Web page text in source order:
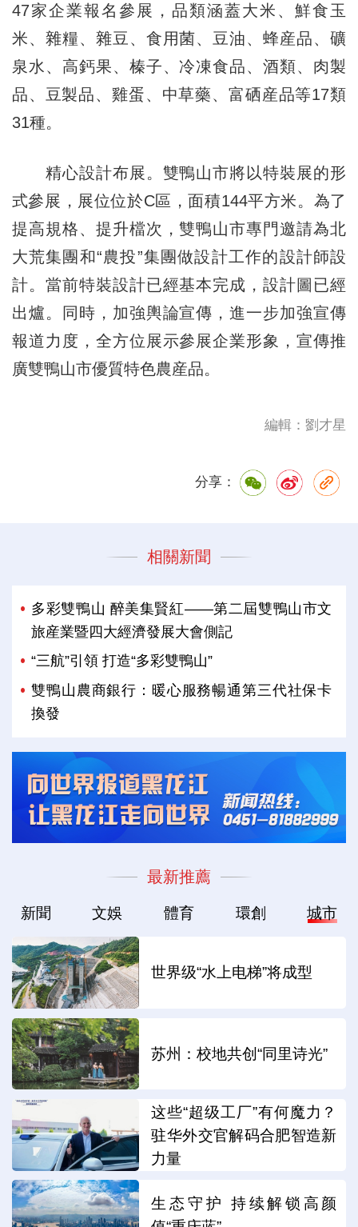
47家企業報名參展，品類涵蓋大米、鮮食玉
米、雜糧、雜豆、食用菌、豆油、蜂産品、礦
泉水、高鈣果、榛子、冷凍食品、酒類、肉製
品、豆製品、雞蛋、中草藥、富硒産品等17類
31種。
精心設計布展。雙鴨山市將以特裝展的形
式參展，展位位於C區，面積144平方米。為了
提高規格、提升檔次，雙鴨山市專門邀請為北
大荒集團和“農投”集團做設計工作的設計師設
計。當前特裝設計已經基本完成，設計圖已經
出爐。同時，加強輿論宣傳，進一步加強宣傳
報道力度，全方位展示參展企業形象，宣傳推
廣雙鴨山市優質特色農産品。
編輯：劉才星
分享：
相關新聞
多彩雙鴨山 醉美集賢紅——第二屆雙鴨山市文
旅産業暨四大經濟發展大會側記
“三航”引領 打造“多彩雙鴨山”
雙鴨山農商銀行：暖心服務暢通第三代社保卡
換發
最新推薦
新聞 文娛 體育 環創 城市
世界级“水上电梯”将成型
苏州：校地共创“同里诗光”
这些“超级工厂”有何魔力？
驻华外交官解码合肥智造新
力量
生态守护 持续解锁高颜